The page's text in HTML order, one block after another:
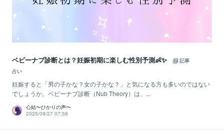
ベビーナブ診断とは？妊娠初期に楽しむ性別予測👶✨
記事
占い
妊娠すると「男の子かな？女の子かな？」と気になる方も多いのではない
でしょうか。ベビーナブ診断（Nub Theory）は、...
心結〜ひかりの声〜
2025/09/27 07:58